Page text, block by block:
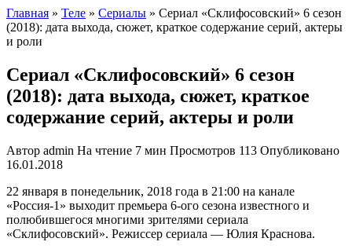
Главная » Теле » Сериалы » Сериал «Склифосовский» 6 сезон
(2018): дата выхода, сюжет, краткое содержание серий, актеры
и роли
Сериал «Склифосовский» 6 сезон
(2018): дата выхода, сюжет, краткое
содержание серий, актеры и роли
Автор admin На чтение 7 мин Просмотров 113 Опубликовано
16.01.2018
22 января в понедельник, 2018 года в 21:00 на канале
«Россия-1» выходит премьера 6-ого сезона известного и
полюбившегося многими зрителями сериала
«Склифосовский». Режиссер сериала — Юлия Краснова.